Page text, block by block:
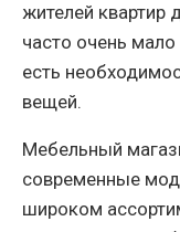
жителей квартир
часто очень
есть
вещей.
Мебельный
современные
широком